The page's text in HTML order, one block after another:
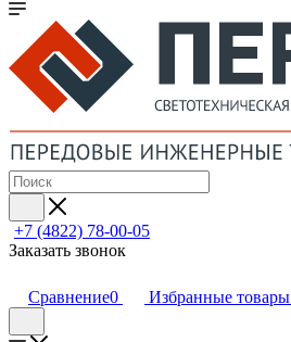
+7 (4822) 78-00-05
Заказать звонок
Сравнение0 Избранные товары